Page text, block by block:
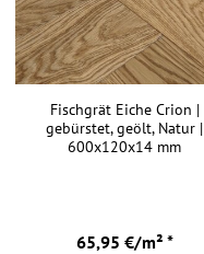
Fischgrät Eiche Crion |
gebürstet, geölt, Natur |
600x120x14 mm
65,95 €/m² *